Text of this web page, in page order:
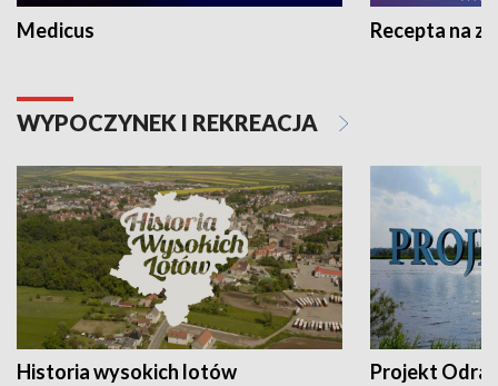
Medicus Recepta na
WYPOCZYNEK I REKREACJA
Historia wysokich lotów Projekt Odra